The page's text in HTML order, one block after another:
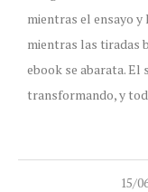
mientras el ensayo y
mientras las tiradas
ebook se abarata. El
transformando, y
15/